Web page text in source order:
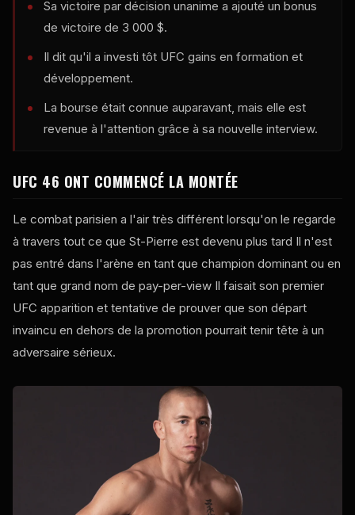
Sa victoire par décision unanime a ajouté un bonus
de victoire de 3 000 $.
Il dit qu'il a investi tôt UFC gains en formation et
développement.
La bourse était connue auparavant, mais elle est
revenue à l'attention grâce à sa nouvelle interview.
UFC 46 ONT COMMENCÉ LA MONTÉE
Le combat parisien a l'air très différent lorsqu'on le regarde
à travers tout ce que St-Pierre est devenu plus tard Il n'est
pas entré dans l'arène en tant que champion dominant ou en
tant que grand nom de pay-per-view Il faisait son premier
UFC apparition et tentative de prouver que son départ
invaincu en dehors de la promotion pourrait tenir tête à un
adversaire sérieux.